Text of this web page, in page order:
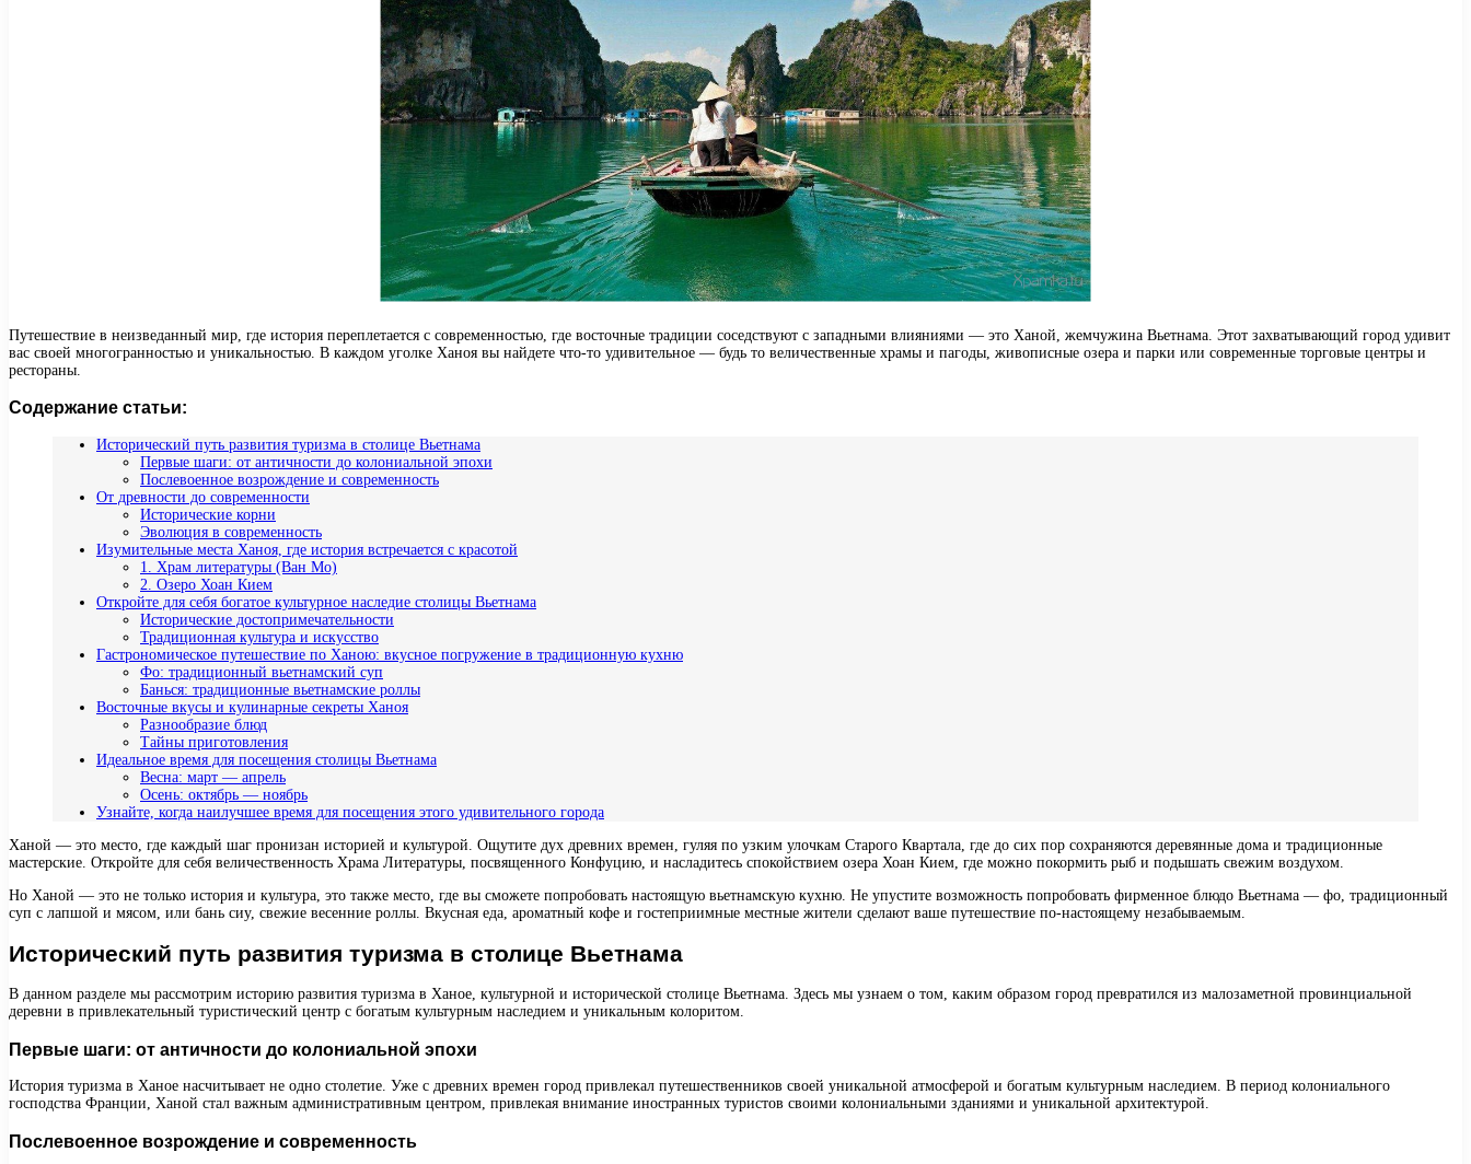
Путешествие в неизведанный мир, где история переплетается с современностью, где восточные традиции соседствуют с западными влияниями — это Ханой, жемчужина Вьетнама. Этот захватывающий город удивит
вас своей многогранностью и уникальностью. В каждом уголке Ханоя вы найдете что-то удивительное — будь то величественные храмы и пагоды, живописные озера и парки или современные торговые центры и
рестораны.
Содержание статьи:
Исторический путь развития туризма в столице Вьетнама
Первые шаги: от античности до колониальной эпохи
Послевоенное возрождение и современность
От древности до современности
Исторические корни
Эволюция в современность
Изумительные места Ханоя, где история встречается с красотой
1. Храм литературы (Ван Мо)
2. Озеро Хоан Кием
Откройте для себя богатое культурное наследие столицы Вьетнама
Исторические достопримечательности
Традиционная культура и искусство
Гастрономическое путешествие по Ханою: вкусное погружение в традиционную кухню
Фо: традиционный вьетнамский суп
Банься: традиционные вьетнамские роллы
Восточные вкусы и кулинарные секреты Ханоя
Разнообразие блюд
Тайны приготовления
Идеальное время для посещения столицы Вьетнама
Весна: март — апрель
Осень: октябрь — ноябрь
Узнайте, когда наилучшее время для посещения этого удивительного города
Ханой — это место, где каждый шаг пронизан историей и культурой. Ощутите дух древних времен, гуляя по узким улочкам Старого Квартала, где до сих пор сохраняются деревянные дома и традиционные
мастерские. Откройте для себя величественность Храма Литературы, посвященного Конфуцию, и насладитесь спокойствием озера Хоан Кием, где можно покормить рыб и подышать свежим воздухом.
Но Ханой — это не только история и культура, это также место, где вы сможете попробовать настоящую вьетнамскую кухню. Не упустите возможность попробовать фирменное блюдо Вьетнама — фо, традиционный
суп с лапшой и мясом, или бань сиу, свежие весенние роллы. Вкусная еда, ароматный кофе и гостеприимные местные жители сделают ваше путешествие по-настоящему незабываемым.
Исторический путь развития туризма в столице Вьетнама
В данном разделе мы рассмотрим историю развития туризма в Ханое, культурной и исторической столице Вьетнама. Здесь мы узнаем о том, каким образом город превратился из малозаметной провинциальной
деревни в привлекательный туристический центр с богатым культурным наследием и уникальным колоритом.
Первые шаги: от античности до колониальной эпохи
История туризма в Ханое насчитывает не одно столетие. Уже с древних времен город привлекал путешественников своей уникальной атмосферой и богатым культурным наследием. В период колониального
господства Франции, Ханой стал важным административным центром, привлекая внимание иностранных туристов своими колониальными зданиями и уникальной архитектурой.
Послевоенное возрождение и современность